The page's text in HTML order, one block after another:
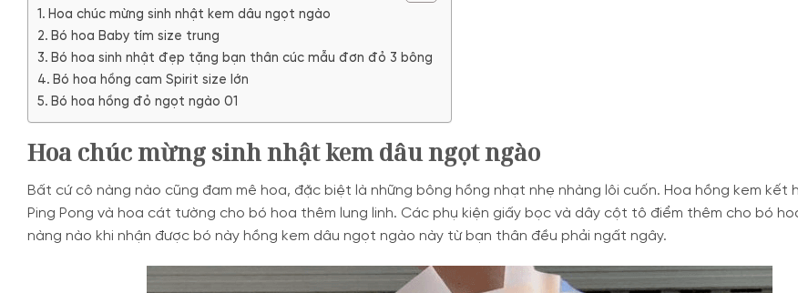
Hoa chúc mừng sinh nhật kem dâu ngọt ngào
Bó hoa Baby tím size trung
Bó hoa sinh nhật đẹp tặng bạn thân cúc mẫu đơn đỏ 3 bông
Bó hoa hồng cam Spirit size lớn
Bó hoa hồng đỏ ngọt ngào 01
Hoa chúc mừng sinh nhật kem dâu ngọt ngào
Bất cứ cô nàng nào cũng đam mê hoa, đặc biệt là những bông hồng nhạt nhẹ nhàng lôi cuốn. Hoa hồng kem kết
Ping Pong và hoa cát tường cho bó hoa thêm lung linh. Các phụ kiện giấy bọc và dây cột tô điểm thêm cho bó
nàng nào khi nhận được bó này hồng kem dâu ngọt ngào này từ bạn thân đều phải ngất ngây.